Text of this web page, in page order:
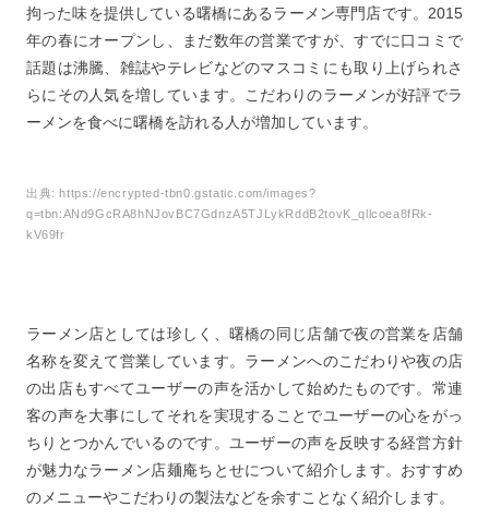
拘った味を提供している曙橋にあるラーメン専門店です。2015
年の春にオープンし、まだ数年の営業ですが、すでに口コミで
話題は沸騰、雑誌やテレビなどのマスコミにも取り上げられさ
らにその人気を増しています。こだわりのラーメンが好評でラ
ーメンを食べに曙橋を訪れる人が増加しています。
出典:https://encrypted-tbn0.gstatic.com/images?
q=tbn:ANd9GcRA8hNJovBC7GdnzA5TJLykRddB2tovK_qllcoea8fRk-
kV69fr
ラーメン店としては珍しく、曙橋の同じ店舗で夜の営業を店舗
名称を変えて営業しています。ラーメンへのこだわりや夜の店
の出店もすべてユーザーの声を活かして始めたものです。常連
客の声を大事にしてそれを実現することでユーザーの心をがっ
ちりとつかんでいるのです。ユーザーの声を反映する経営方針
が魅力なラーメン店麺庵ちとせについて紹介します。おすすめ
のメニューやこだわりの製法などを余すことなく紹介します。